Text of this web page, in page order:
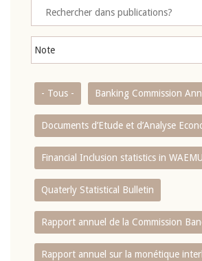
- Tous - Banking Commission
Documents d’Etude et d’Analyse
Financial Inclusion statistics in WAEMU
Quaterly Statistical Bulletin
Rapport annuel de la Commission
Rapport annuel sur la monétique